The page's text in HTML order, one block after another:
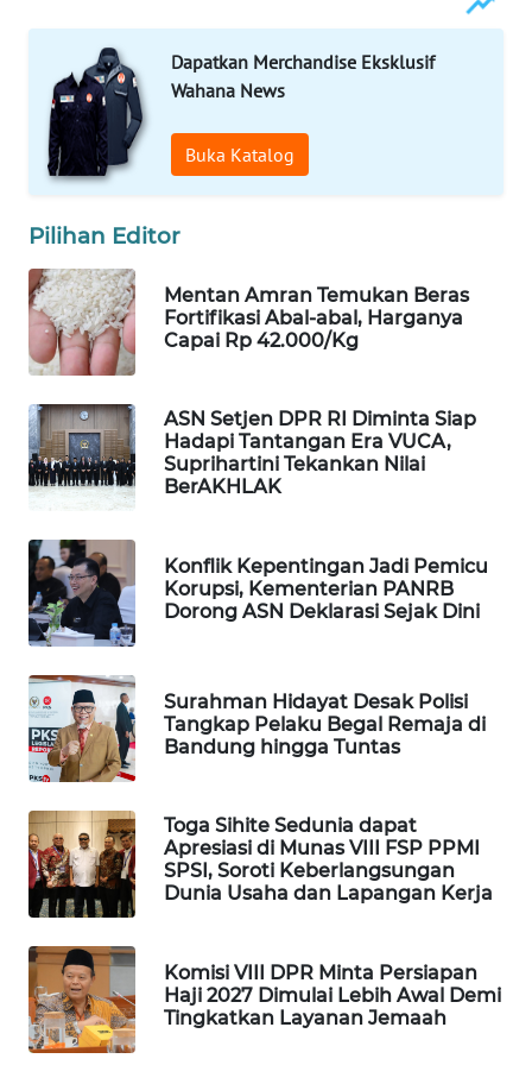
Dapatkan Merchandise Eksklusif
Wahana News
Buka Katalog
Pilihan Editor
Mentan Amran Temukan Beras
Fortifikasi Abal-abal, Harganya
Capai Rp 42.000/Kg
ASN Setjen DPR RI Diminta Siap
Hadapi Tantangan Era VUCA,
Suprihartini Tekankan Nilai
BerAKHLAK
Konflik Kepentingan Jadi Pemicu
Korupsi, Kementerian PANRB
Dorong ASN Deklarasi Sejak Dini
Surahman Hidayat Desak Polisi
Tangkap Pelaku Begal Remaja di
Bandung hingga Tuntas
Toga Sihite Sedunia dapat
Apresiasi di Munas VIII FSP PPMI
SPSI, Soroti Keberlangsungan
Dunia Usaha dan Lapangan Kerja
Komisi VIII DPR Minta Persiapan
Haji 2027 Dimulai Lebih Awal Demi
Tingkatkan Layanan Jemaah
WAHANA
LISTRIK
WAHANA
TRAVEL
TV
WAHANANEWS
ID
CO ID
WAHANANEWS
NET
WAHANA
SPORT
WAHANA
UMKM
WAHANA
SELEB
WAHANA
PERSONA
WAHANA
WAHANA
HEALTH